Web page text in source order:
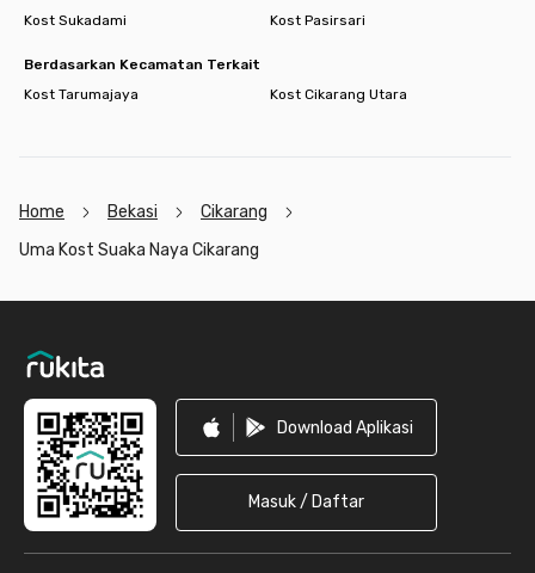
Kost Sukadami
Kost Pasirsari
Berdasarkan Kecamatan Terkait
Kost Tarumajaya
Kost Cikarang Utara
Home Bekasi
Cikarang
Uma Kost Suaka Naya Cikarang
Download Aplikasi
Masuk / Daftar